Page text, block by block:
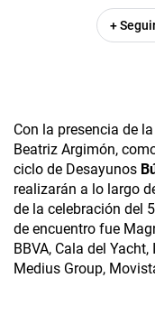
+
Con la presencia de
Beatriz Argimón,
ciclo de Desayunos
realizarán a lo largo
de la celebración del
de encuentro fue
BBVA, Cala del
Medius Group,